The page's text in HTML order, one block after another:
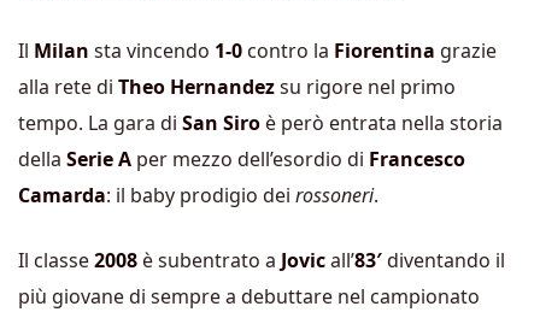
Il Milan sta vincendo 1-0 contro la Fiorentina grazie
alla rete di Theo Hernandezsu rigore nel primo
tempo. La gara di San Siro è però entrata nella storia
della Serie A per mezzo dell’esordio di Francesco
Camarda: il baby prodigio dei rossoneri.
Il classe2008 è subentrato a Jovicall’83′diventando il
più giovane di sempre a debuttare nel campionato